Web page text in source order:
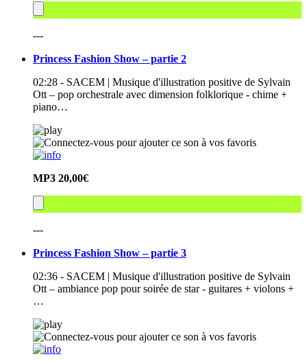
---
Princess Fashion Show – partie 2
02:28 - SACEM | Musique d'illustration positive de Sylvain
Ott – pop orchestrale avec dimension folklorique - chime +
piano…
MP3 20,00€
---
Princess Fashion Show – partie 3
02:36 - SACEM | Musique d'illustration positive de Sylvain
Ott – ambiance pop pour soirée de star - guitares + violons +
…